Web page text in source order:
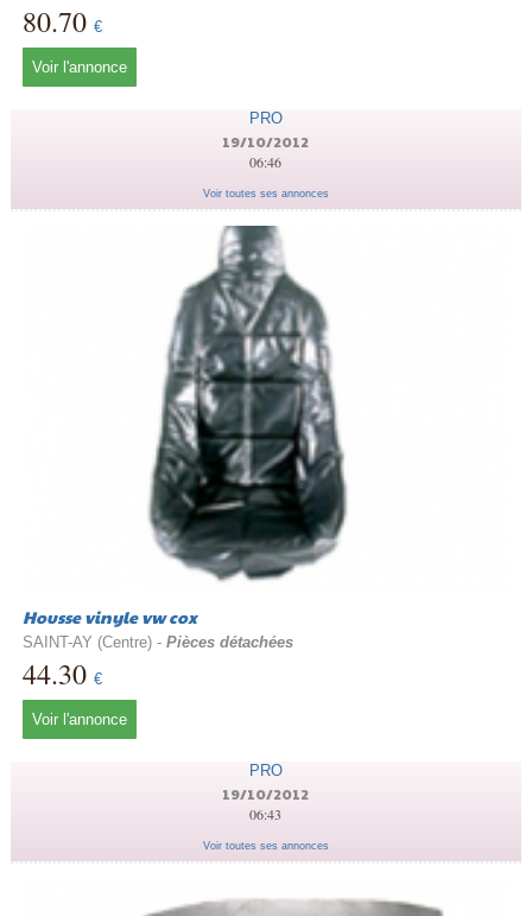
80.70 €
Voir l'annonce
PRO
19/10/2012
06:46
Voir toutes ses annonces
Housse vinyle vw cox
SAINT-AY (Centre) - Pièces détachées
44.30 €
Voir l'annonce
PRO
19/10/2012
06:43
Voir toutes ses annonces